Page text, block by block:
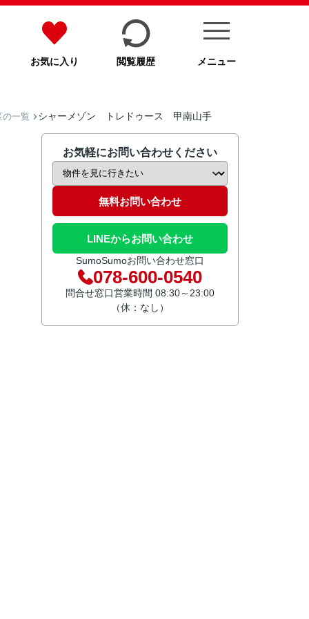
お気に入り 閲覧履歴 メニュー
の一覧 シャーメゾン トレドゥース 甲南山手
お気軽にお問い合わせください
無料お問い合わせ
LINEからお問い合わせ
SumoSumoお問い合わせ窓口
078-600-0540
問合せ窓口営業時間 08:30～23:00
（休：なし）